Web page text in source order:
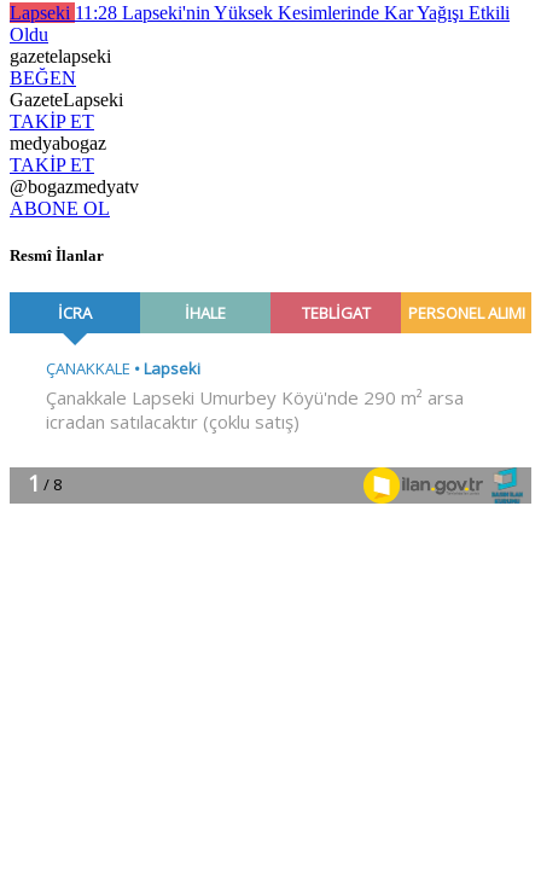
Lapseki 11:28 Lapseki'nin Yüksek Kesimlerinde Kar Yağışı Etkili
Oldu
gazetelapseki
BEĞEN
GazeteLapseki
TAKİP ET
medyabogaz
TAKİP ET
@bogazmedyatv
ABONE OL
Resmî İlanlar